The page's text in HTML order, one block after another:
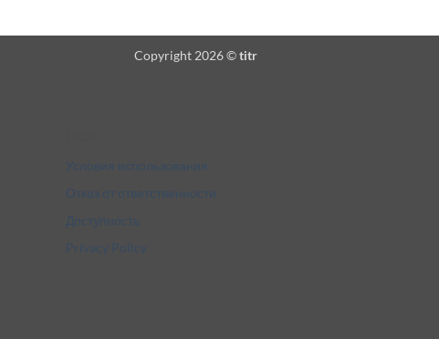
Copyright 2026 ©titr
Условия использования
Отказ от ответственности
Доступность
Privacy Policy